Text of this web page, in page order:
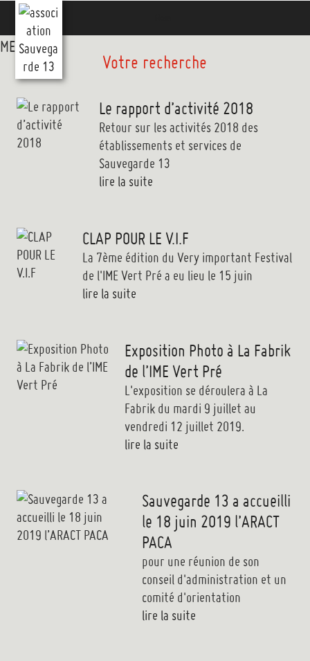
Aller
contenu
principal
MENUMENU
Votre recherche
Le rapport d’activité 2018
Retour sur les activités 2018 des
établissements et services de
Sauvegarde 13
lire la suite
CLAP POUR LE V.I.F
La 7ème édition du Very important Festival
de l'IME Vert Pré a eu lieu le 15 juin
lire la suite
Exposition Photo à La Fabrik
de l’IME Vert Pré
L'exposition se déroulera à La
Fabrik du mardi 9 juillet au
vendredi 12 juillet 2019.
lire la suite
Sauvegarde 13 a accueilli
le 18 juin 2019 l’ARACT
PACA
pour une réunion de son
conseil d'administration et un
comité d'orientation
lire la suite